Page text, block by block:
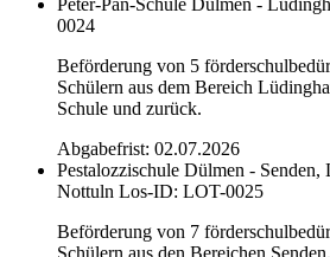
0024
Beförderung von 5
Schülern aus dem Bereich
Schule und zurück.
Abgabefrist: 02.07.2026
Pestalozzischule Dülmen - Senden,
Nottuln Los-ID: LOT-0025
Beförderung von 7
Schülern aus den Bereichen